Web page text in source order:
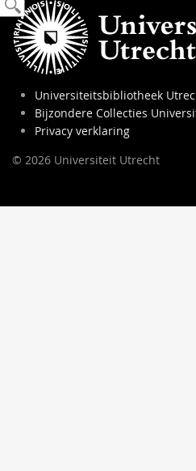
Universiteitsbibliotheek
Bijzondere Collecties
Privacy verklaring
© 2026 Universiteit Utrecht